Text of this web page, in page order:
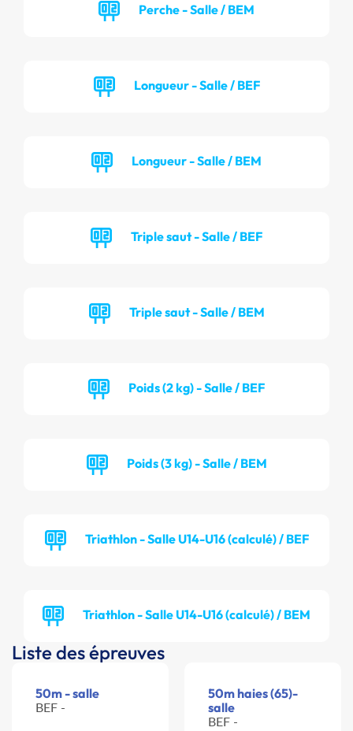
Perche - Salle / BEM
Longueur - Salle / BEF
Longueur - Salle / BEM
Triple saut - Salle / BEF
Triple saut - Salle / BEM
Poids (2 kg) - Salle / BEF
Poids (3 kg) - Salle / BEM
Triathlon - Salle U14-U16 (calculé) / BEF
Triathlon - Salle U14-U16 (calculé) / BEM
Liste des épreuves
50m - salle
BEF -
50m haies (65)-
salle
BEF -